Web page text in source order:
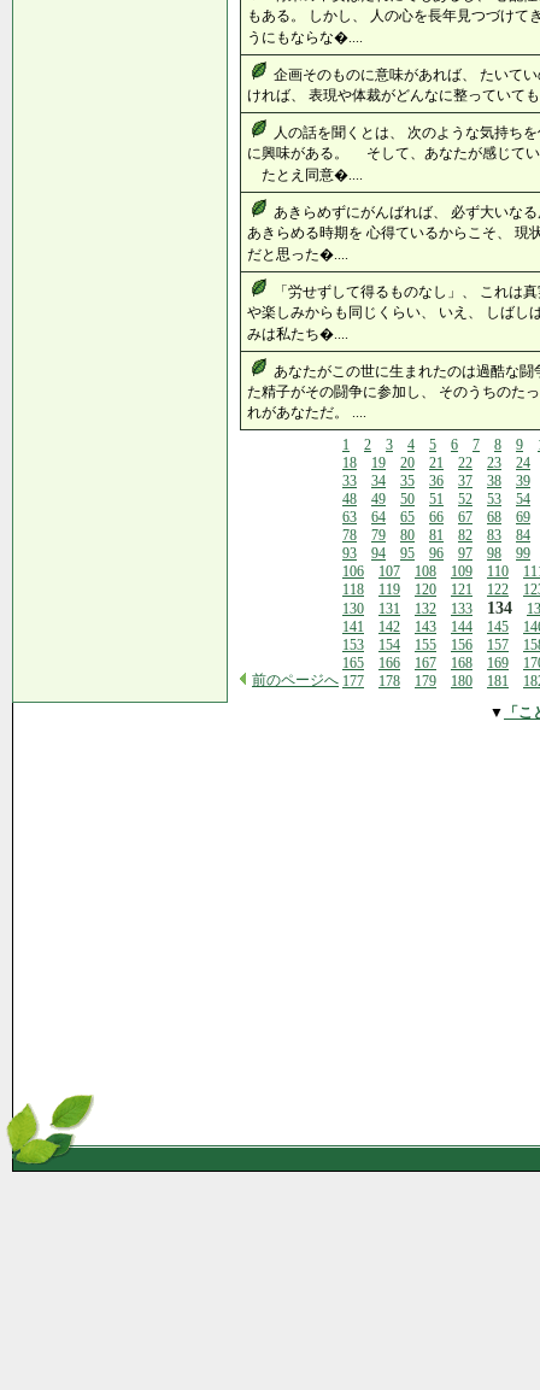
もある。 しかし、 人の心を長年見つづけて
うにもならな�....
企画そのものに意味があれば、 たいて
ければ、 表現や体裁がどんなに整っていて
人の話を聞くとは、 次のような気持ち
に興味がある。 そして、あなたが感じて
たとえ同意�....
あきらめずにがんばれば、 必ず大いな
あきらめる時期を 心得ているからこそ、 現
だと思った�....
「労せずして得るものなし」、 これは
や楽しみからも同じくらい、 いえ、 しばし
みは私たち�....
あなたがこの世に生まれたのは過酷な
た精子がその闘争に参加し、 そのうちのた
れがあなただ。 ....
前のページへ
1 2 3 4 5 6 7 8 9
18
19 20 21 22 23
24
33
34 35 36 37 38
39
48
49 50 51 52 53
54
63
64 65 66 67 68
69
78
79 80 81 82 83
84
93
94 95 96 97 98
99
106
107 108 109 110
118
119 120 121 122
130
131 132 133 134
141
142 143 144 145
153
154 155 156 157
165
166 167 168 169
177
178 179 180 181
▼
「